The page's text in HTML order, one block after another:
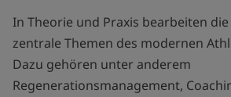
In Theorie und Praxis bearbeiten
zentrale Themen des modernen
Dazu gehören unter anderem
Regenerationsmanagement,